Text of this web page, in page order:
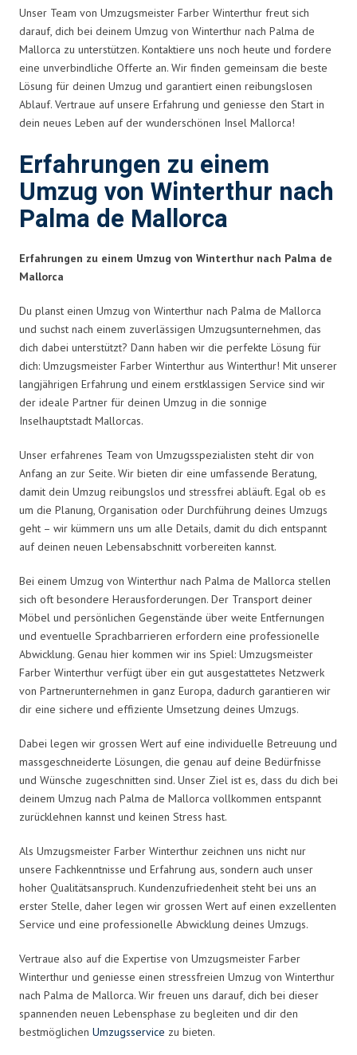
Unser Team von Umzugsmeister Farber Winterthur freut sich
darauf, dich bei deinem Umzug von Winterthur nach Palma de
Mallorca zu unterstützen. Kontaktiere uns noch heute und fordere
eine unverbindliche Offerte an. Wir finden gemeinsam die beste
Lösung für deinen Umzug und garantiert einen reibungslosen
Ablauf. Vertraue auf unsere Erfahrung und geniesse den Start in
dein neues Leben auf der wunderschönen Insel Mallorca!
Erfahrungen zu einem
Umzug von Winterthur nach
Palma de Mallorca
Erfahrungen zu einem Umzug von Winterthur nach Palma de
Mallorca
Du planst einen Umzug von Winterthur nach Palma de Mallorca
und suchst nach einem zuverlässigen Umzugsunternehmen, das
dich dabei unterstützt? Dann haben wir die perfekte Lösung für
dich: Umzugsmeister Farber Winterthur aus Winterthur! Mit unserer
langjährigen Erfahrung und einem erstklassigen Service sind wir
der ideale Partner für deinen Umzug in die sonnige
Inselhauptstadt Mallorcas.
Unser erfahrenes Team von Umzugsspezialisten steht dir von
Anfang an zur Seite. Wir bieten dir eine umfassende Beratung,
damit dein Umzug reibungslos und stressfrei abläuft. Egal ob es
um die Planung, Organisation oder Durchführung deines Umzugs
geht – wir kümmern uns um alle Details, damit du dich entspannt
auf deinen neuen Lebensabschnitt vorbereiten kannst.
Bei einem Umzug von Winterthur nach Palma de Mallorca stellen
sich oft besondere Herausforderungen. Der Transport deiner
Möbel und persönlichen Gegenstände über weite Entfernungen
und eventuelle Sprachbarrieren erfordern eine professionelle
Abwicklung. Genau hier kommen wir ins Spiel: Umzugsmeister
Farber Winterthur verfügt über ein gut ausgestattetes Netzwerk
von Partnerunternehmen in ganz Europa, dadurch garantieren wir
dir eine sichere und effiziente Umsetzung deines Umzugs.
Dabei legen wir grossen Wert auf eine individuelle Betreuung und
massgeschneiderte Lösungen, die genau auf deine Bedürfnisse
und Wünsche zugeschnitten sind. Unser Ziel ist es, dass du dich bei
deinem Umzug nach Palma de Mallorca vollkommen entspannt
zurücklehnen kannst und keinen Stress hast.
Als Umzugsmeister Farber Winterthur zeichnen uns nicht nur
unsere Fachkenntnisse und Erfahrung aus, sondern auch unser
hoher Qualitätsanspruch. Kundenzufriedenheit steht bei uns an
erster Stelle, daher legen wir grossen Wert auf einen exzellenten
Service und eine professionelle Abwicklung deines Umzugs.
Vertraue also auf die Expertise von Umzugsmeister Farber
Winterthur und geniesse einen stressfreien Umzug von Winterthur
nach Palma de Mallorca. Wir freuen uns darauf, dich bei dieser
spannenden neuen Lebensphase zu begleiten und dir den
bestmöglichen Umzugsservice zu bieten.